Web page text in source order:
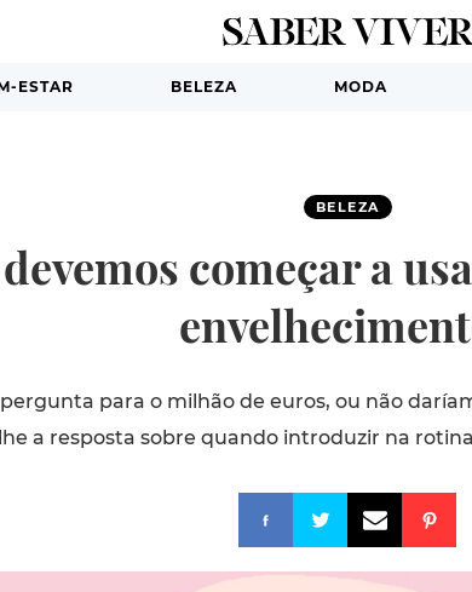
ESTAR BELEZA MODA
BELEZA
começar a
para o milhão de euros, ou não
a resposta sobre quando introduzir na